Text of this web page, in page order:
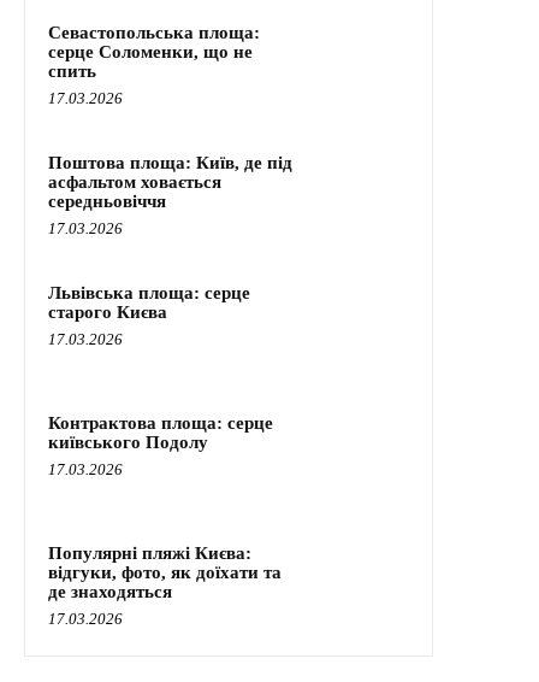
Севастопольська площа:
серце Соломенки, що не
спить
17.03.2026
Поштова площа: Київ, де під
асфальтом ховається
середньовіччя
17.03.2026
Львівська площа: серце
старого Києва
17.03.2026
Контрактова площа: серце
київського Подолу
17.03.2026
Популярні пляжі Києва:
відгуки, фото, як доїхати та
де знаходяться
17.03.2026